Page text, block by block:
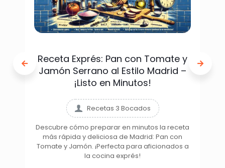
Receta Exprés: Pan con Tomate y
Jamón Serrano al Estilo Madrid –
¡Listo en Minutos!
Recetas 3 Bocados
Descubre cómo preparar en minutos la receta
más rápida y deliciosa de Madrid: Pan con
Tomate y Jamón. ¡Perfecta para aficionados a
la cocina exprés!